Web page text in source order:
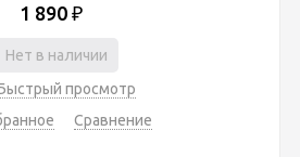
1 890 ₽
Нет в наличии
просмотр
Сравнение